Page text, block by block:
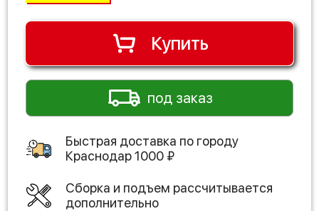
Купить
под заказ
Быстрая доставка по городу
Краснодар1000 ₽
Сборка и подъем рассчитывается
дополнительно